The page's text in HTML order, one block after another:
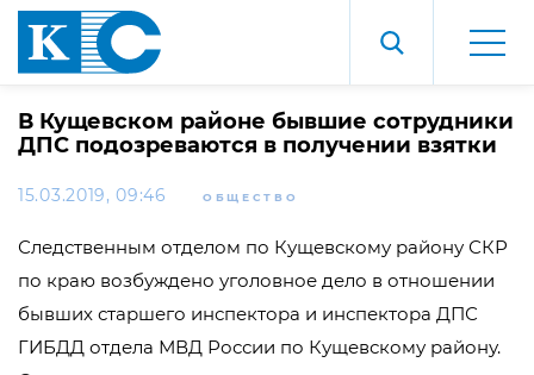
В Кущевском районе бывшие сотрудники
ДПС подозреваются в получении взятки
15.03.2019, 09:46 ОБЩЕСТВО
Следственным отделом по Кущевскому району СКР
по краю возбуждено уголовное дело в отношении
бывших старшего инспектора и инспектора ДПС
ГИБДД отдела МВД России по Кущевскому району.